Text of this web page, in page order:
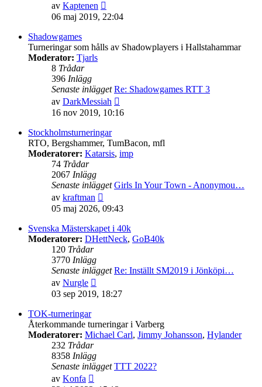
av Kaptenen
till
inlägget
06 maj 2019, 22:04
Shadowgames
Turneringar som hålls av Shadowplayers i Hallstahammar
Moderator: Tjarls
8 Trådar
396 Inlägg
Senaste inlägget Re: Shadowgames RTT 3
av DarkMessiah
till
inlägget
16 nov 2019, 10:16
Stockholmsturneringar
RTO, Bergshammer, TumBacon, mfl
Moderatorer: Katarsis, imp
74 Trådar
2067 Inlägg
Senaste inlägget Girls In Your Town - Anonymou…
av kraftman
till
senaste
inlägget
05 maj 2026, 09:43
Svenska Mästerskapet i 40k
Moderatorer: DHettNeck, GoB40k
120 Trådar
3770 Inlägg
Senaste inlägget Re: Inställt SM2019 i Jönköpi…
av Nurgle
till
det
inlägget
03 sep 2019, 18:27
TOK-turneringar
Återkommande turneringar i Varberg
Moderatorer: Michael Carl, Jimmy Johansson, Hylander
232 Trådar
8358 Inlägg
Senaste inlägget TTT 2022?
av Konfa